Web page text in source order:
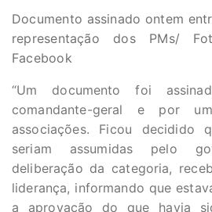
Documento assinado ontem
representação dos PMs/
Facebook
“Um documento foi
comandante-geral e por
associações. Ficou decidido
seriam assumidas pelo
deliberação da categoria,
liderança, informando que
a aprovação do que havia